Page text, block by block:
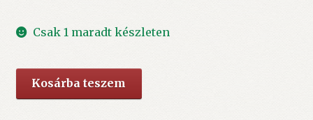
Csak 1 maradt készleten
MARVEL
Kosárba teszem